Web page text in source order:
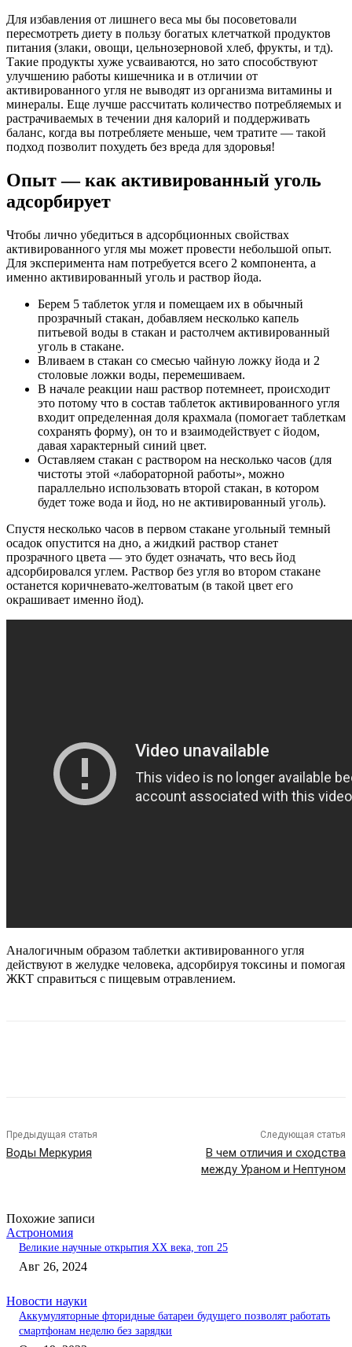
Для избавления от лишнего веса мы бы посоветовали
пересмотреть диету в пользу богатых клетчаткой продуктов
питания (злаки, овощи, цельнозерновой хлеб, фрукты, и тд).
Такие продукты хуже усваиваются, но зато способствуют
улучшению работы кишечника и в отличии от
активированного угля не выводят из организма витамины и
минералы. Еще лучше рассчитать количество потребляемых и
растрачиваемых в течении дня калорий и поддерживать
баланс, когда вы потребляете меньше, чем тратите — такой
подход позволит похудеть без вреда для здоровья!
Опыт — как активированный уголь
адсорбирует
Чтобы лично убедиться в адсорбционных свойствах
активированного угля мы может провести небольшой опыт.
Для эксперимента нам потребуется всего 2 компонента, а
именно активированный уголь и раствор йода.
Берем 5 таблеток угля и помещаем их в обычный
прозрачный стакан, добавляем несколько капель
питьевой воды в стакан и растолчем активированный
уголь в стакане.
Вливаем в стакан со смесью чайную ложку йода и 2
столовые ложки воды, перемешиваем.
В начале реакции наш раствор потемнеет, происходит
это потому что в состав таблеток активированного угля
входит определенная доля крахмала (помогает таблеткам
сохранять форму), он то и взаимодействует с йодом,
давая характерный синий цвет.
Оставляем стакан с раствором на несколько часов (для
чистоты этой «лабораторной работы», можно
параллельно использовать второй стакан, в котором
будет тоже вода и йод, но не активированный уголь).
Спустя несколько часов в первом стакане угольный темный
осадок опустится на дно, а жидкий раствор станет
прозрачного цвета — это будет означать, что весь йод
адсорбировался углем. Раствор без угля во втором стакане
останется коричневато-желтоватым (в такой цвет его
окрашивает именно йод).
Аналогичным образом таблетки активированного угля
действуют в желудке человека, адсорбируя токсины и помогая
ЖКТ справиться с пищевым отравлением.
Предыдущая статья
Воды Меркурия
Следующая статья
В чем отличия и сходства
между Ураном и Нептуном
Похожие записи
Астрономия
Великие научные открытия XX века, топ 25
Авг 26, 2024
Новости науки
Аккумуляторные фторидные батареи будущего позволят работать
смартфонам неделю без зарядки